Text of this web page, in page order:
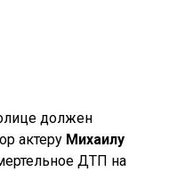
должен
актеру Михаилу
ДТП на